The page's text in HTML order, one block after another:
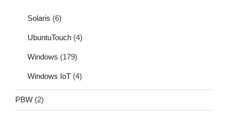
Solaris (6)
UbuntuTouch (4)
Windows (179)
Windows IoT (4)
PBW (2)